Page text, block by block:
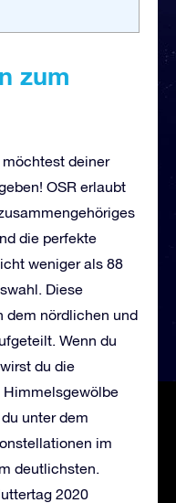
zum
deiner
OSR erlaubt
die perfekte
weniger als 88
Diese
dem nördlichen und
Wenn du
du die
unter dem
im
deutlichsten.
2020